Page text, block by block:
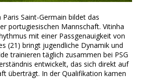
Saint-Germain bildet das
portugiesischen Mannschaft. Vitinha
mit einer Passgenauigkeit von
(21) bringt jugendliche Dynamik und
trainieren täglich zusammen bei PSG
entwickelt, das sich direkt auf
überträgt. In der Qualifikation kamen